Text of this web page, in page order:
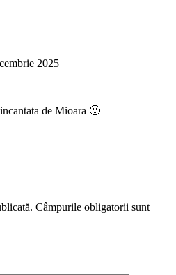
2025
de Mioara 🙂
Câmpurile obligatorii sunt